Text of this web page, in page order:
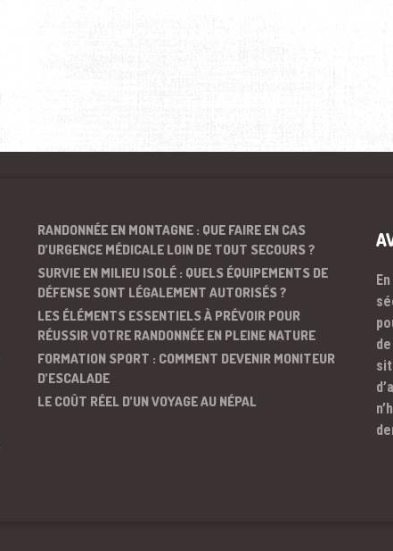
RANDONNÉE EN MONTAGNE : QUE FAIRE EN CAS
D’URGENCE MÉDICALE LOIN DE TOUT SECOURS ?
SURVIE EN MILIEU ISOLÉ : QUELS ÉQUIPEMENTS DE
DÉFENSE SONT LÉGALEMENT AUTORISÉS ?
LES ÉLÉMENTS ESSENTIELS À PRÉVOIR POUR
RÉUSSIR VOTRE RANDONNÉE EN PLEINE NATURE
FORMATION SPORT : COMMENT DEVENIR MONITEUR
D’ESCALADE
LE COÛT RÉEL D’UN VOYAGE AU NÉPAL